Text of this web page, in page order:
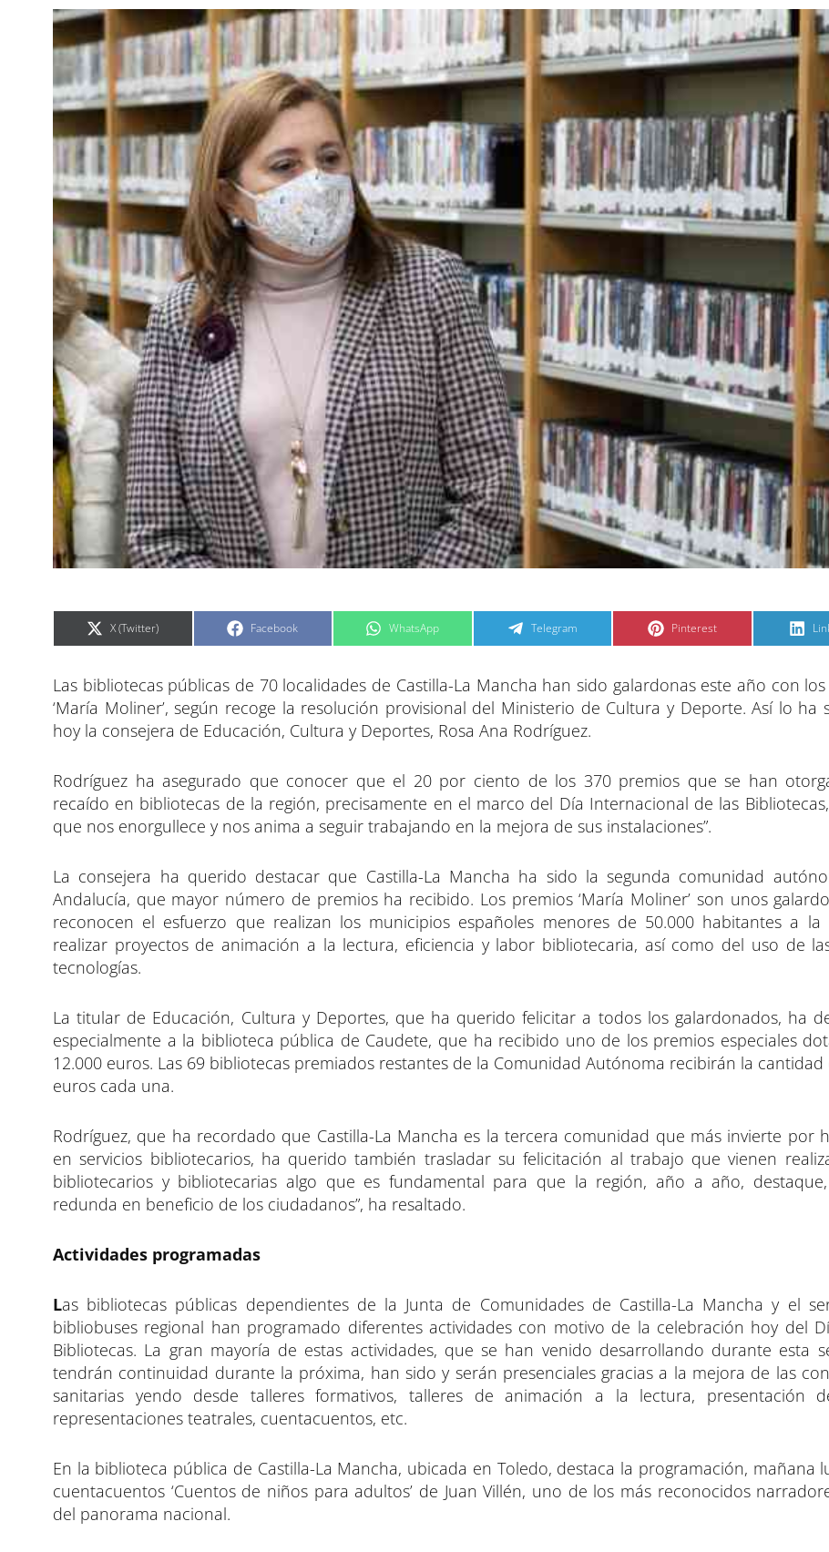
C
m
r
t
i
r
e
n
X (Twitter) C
m
r
t
i
r
e
n
Facebook C
m
r
t
i
r
e
n
WhatsApp C
m
r
t
i
r
e
n
Telegram C
m
r
t
i
r
Pinterest C
m
r
t
i
r
Las bibliotecas públicas de 70 localidades de Castilla-La Mancha han sido galardonas este año con
‘María Moliner’, según recoge la resolución provisional del Ministerio de Cultura y Deporte. Así lo ha
hoy la consejera de Educación, Cultura y Deportes, Rosa Ana Rodríguez.
Rodríguez ha asegurado que conocer que el 20 por ciento de los 370 premios que se han
recaído en bibliotecas de la región, precisamente en el marco del Día Internacional de las Bibliotecas,
que nos enorgullece y nos anima a seguir trabajando en la mejora de sus instalaciones”.
La consejera ha querido destacar que Castilla-La Mancha ha sido la segunda comunidad
Andalucía, que mayor número de premios ha recibido. Los premios ‘María Moliner’ son unos
reconocen el esfuerzo que realizan los municipios españoles menores de 50.000 habitantes a
realizar proyectos de animación a la lectura, eficiencia y labor bibliotecaria, así como del uso de
tecnologías.
La titular de Educación, Cultura y Deportes, que ha querido felicitar a todos los galardonados, ha
especialmente a la biblioteca pública de Caudete, que ha recibido uno de los premios especiales
12.000 euros. Las 69 bibliotecas premiados restantes de la Comunidad Autónoma recibirán la cantidad
euros cada una.
Rodríguez, que ha recordado que Castilla-La Mancha es la tercera comunidad que más invierte por
en servicios bibliotecarios, ha querido también trasladar su felicitación al trabajo que vienen
bibliotecarios y bibliotecarias algo que es fundamental para que la región, año a año,
redunda en beneficio de los ciudadanos”, ha resaltado.
Actividades programadas
Las bibliotecas públicas dependientes de la Junta de Comunidades de Castilla-La Mancha y el
bibliobuses regional han programado diferentes actividades con motivo de la celebración hoy del
Bibliotecas. La gran mayoría de estas actividades, que se han venido desarrollando durante esta
tendrán continuidad durante la próxima, han sido y serán presenciales gracias a la mejora de las
sanitarias yendo desde talleres formativos, talleres de animación a la lectura, presentación
representaciones teatrales, cuentacuentos, etc.
En la biblioteca pública de Castilla-La Mancha, ubicada en Toledo, destaca la programación, mañana
cuentacuentos ‘Cuentos de niños para adultos’ de Juan Villén, uno de los más reconocidos
del panorama nacional.